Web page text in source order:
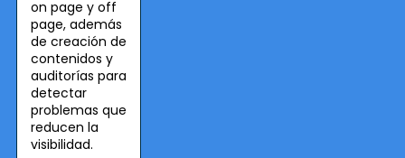
on page y off
page, además
de creación de
contenidos y
auditorías para
detectar
problemas que
reducen la
visibilidad.